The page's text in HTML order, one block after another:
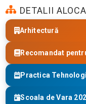
DETALII
Arhitectură
Recomandat
Practica
Scoala de Vara